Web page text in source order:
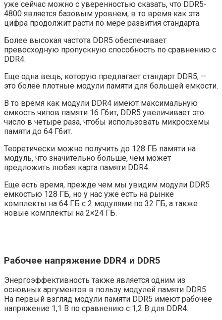
уже сейчас можно с уверенностью сказать, что DDR5-
4800 является базовым уровнем, в то время как эта
цифра продолжит расти по мере развития стандарта.
Более высокая частота DDR5 обеспечивает
превосходную пропускную способность по сравнению с
DDR4.
Еще одна вещь, которую предлагает стандарт DDR5, —
это более плотные модули памяти для большей емкости.
В то время как модули DDR4 имеют максимальную
емкость чипов памяти 16 Гбит, DDR5 увеличивает это
число в четыре раза, чтобы использовать микросхемы
памяти до 64 Гбит.
Теоретически можно получить до 128 ГБ памяти на
модуль, что значительно больше, чем может
предложить любая карта памяти DDR4.
Еще есть время, прежде чем мы увидим модули DDR5
емкостью 128 ГБ, но у нас уже есть на рынке
комплекты на 64 ГБ с 2 модулями по 32 ГБ, а также
новые комплекты на 2×24 ГБ.
Рабочее напряжение DDR4 и DDR5
Энергоэффективность также является одним из
основных аргументов в пользу модулей памяти DDR5.
На первый взгляд модули памяти DDR5 имеют рабочее
напряжение 1,1 В по сравнению с 1,2 В для DDR4.